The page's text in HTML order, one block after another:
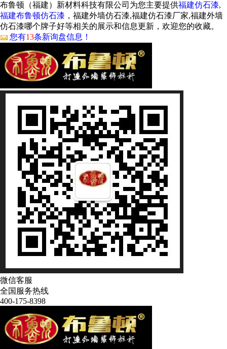
布鲁顿（福建）新材料科技有限公司为您主要提供福建仿石漆,
福建布鲁顿仿石漆 ，福建外墙仿石漆,福建仿石漆厂家,福建外墙
仿石漆哪个牌子好等相关的展示和信息更新，欢迎您的收藏。
您有13条新询盘信息！
微信客服
全国服务热线
400-175-8398